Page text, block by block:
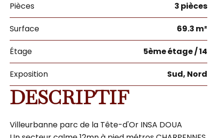
Pièces 3 pièces
Surface 69.3 m²
Étage 5ème étage / 14
Exposition Sud, Nord
DESCRIPTIF
Villeurbanne parc de la Tête-d'Or INSA DOUA